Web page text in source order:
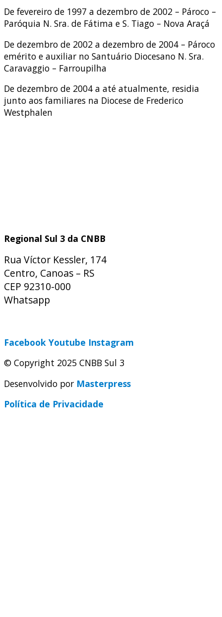
De fevereiro de 1997 a dezembro de 2002 – Pároco –
Paróquia N. Sra. de Fátima e S. Tiago – Nova Araçá
De dezembro de 2002 a dezembro de 2004 – Pároco
emérito e auxiliar no Santuário Diocesano N. Sra.
Caravaggio – Farroupilha
De dezembro de 2004 a até atualmente, residia
junto aos familiares na Diocese de Frederico
Westphalen
Regional Sul 3 da CNBB
Rua Víctor Kessler, 174
Centro, Canoas – RS
CEP 92310-000
Whatsapp
Facebook Youtube Instagram
© Copyright 2025 CNBB Sul 3
Desenvolvido por Masterpress
Política de Privacidade